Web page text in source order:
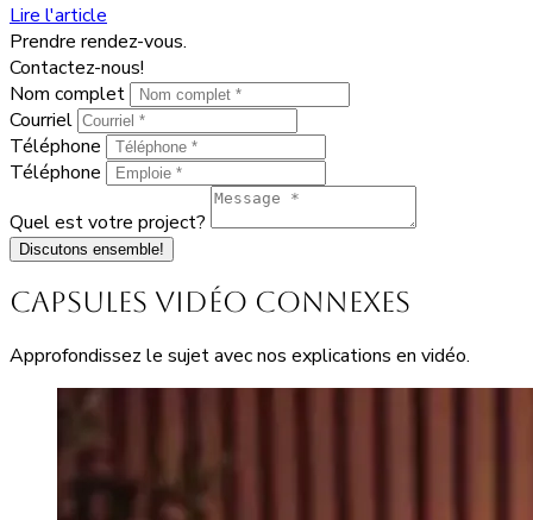
Lire l'article
Prendre rendez-vous.
Contactez-nous!
Nom complet
Courriel
Téléphone
Téléphone
Quel est votre project?
Discutons ensemble!
Capsules vidéo connexes
Approfondissez le sujet avec nos explications en vidéo.